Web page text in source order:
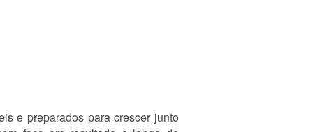
e preparados para crescer junto